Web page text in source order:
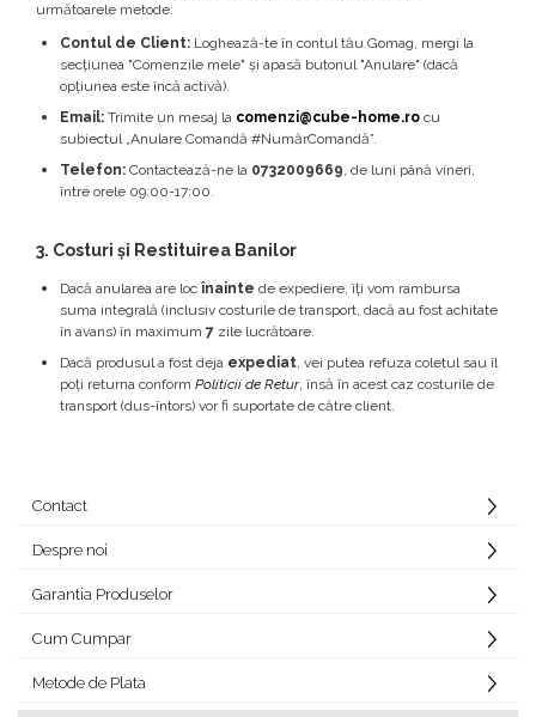
următoarele metode:
Contul de Client: Loghează-te în contul tău Gomag, mergi la
secțiunea "Comenzile mele" și apasă butonul "Anulare" (dacă
opțiunea este încă activă).
Email: Trimite un mesaj la comenzi@cube-home.ro cu
subiectul „Anulare Comandă #NumărComandă”.
Telefon: Contactează-ne la 0732009669, de luni până vineri,
între orele 09:00-17:00.
3. Costuri și Restituirea Banilor
Dacă anularea are loc înainte de expediere, îți vom rambursa
suma integrală (inclusiv costurile de transport, dacă au fost achitate
în avans) în maximum 7 zile lucrătoare.
Dacă produsul a fost deja expediat, vei putea refuza coletul sau îl
poți returna conform Politicii de Retur, însă în acest caz costurile de
transport (dus-întors) vor fi suportate de către client.
Contact
Despre noi
Garantia Produselor
Cum Cumpar
Metode de Plata